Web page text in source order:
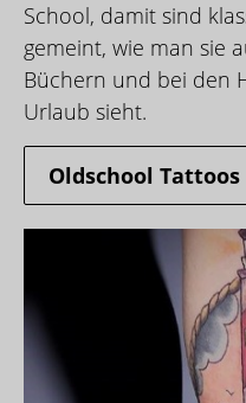
School, damit sind
gemeint, wie man sie
Büchern und bei den
Urlaub sieht.
Oldschool Tattoos